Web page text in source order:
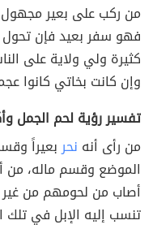
من ركب على بعير
فهو سفر بعيد فإن تحول
كثيرة ولي ولاية على
وإن كانت بخاتي كانوا
تفسير رؤية لحم الجمل
من رأى أنه نحربعيراً
الموضع وقسم ماله، من
أصاب من لحومهم من غير
تنسب إليه الإبل في تلك